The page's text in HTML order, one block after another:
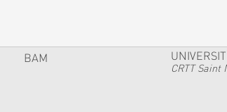
BAM
CRTT Saint